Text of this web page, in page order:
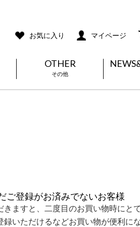
お気に入り マイページ
OTHER
その他
ご登録がお済みでないお客様
ますと、二度目のお買い物時にとて
いただけるなどお買い物が便利にな